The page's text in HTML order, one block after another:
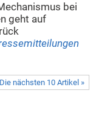
bei
geht auf
Die nächsten 10 Artikel »